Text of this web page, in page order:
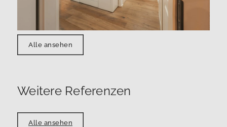
Alle ansehen
Weitere Referenzen
Alle ansehen